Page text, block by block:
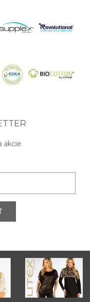
akcie